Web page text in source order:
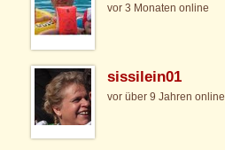
vor 3 Monaten online
sissilein01
vor über 9 Jahren online